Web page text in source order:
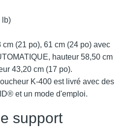
lb)
cm (21 po), 61 cm (24 po) avec
hauteur 58,50 cm
43,20 cm (17 po).
K-400 est livré avec des
et un mode d'emploi.
support